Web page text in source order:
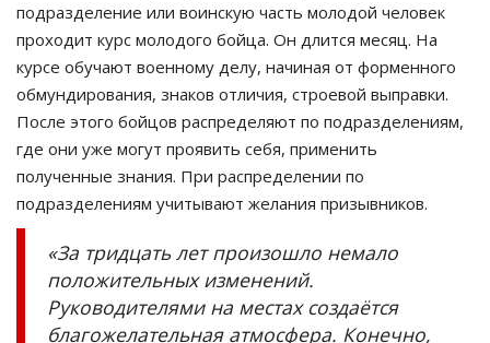
подразделение или воинскую часть молодой человек
проходит курс молодого бойца. Он длится месяц. На
курсе обучают военному делу, начиная от форменного
обмундирования, знаков отличия, строевой выправки.
После этого бойцов распределяют по подразделениям,
где они уже могут проявить себя, применить
полученные знания. При распределении по
подразделениям учитывают желания призывников.
«За тридцать лет произошло немало
положительных изменений.
Руководителями на местах создаётся
благожелательная атмосфера. Конечно,